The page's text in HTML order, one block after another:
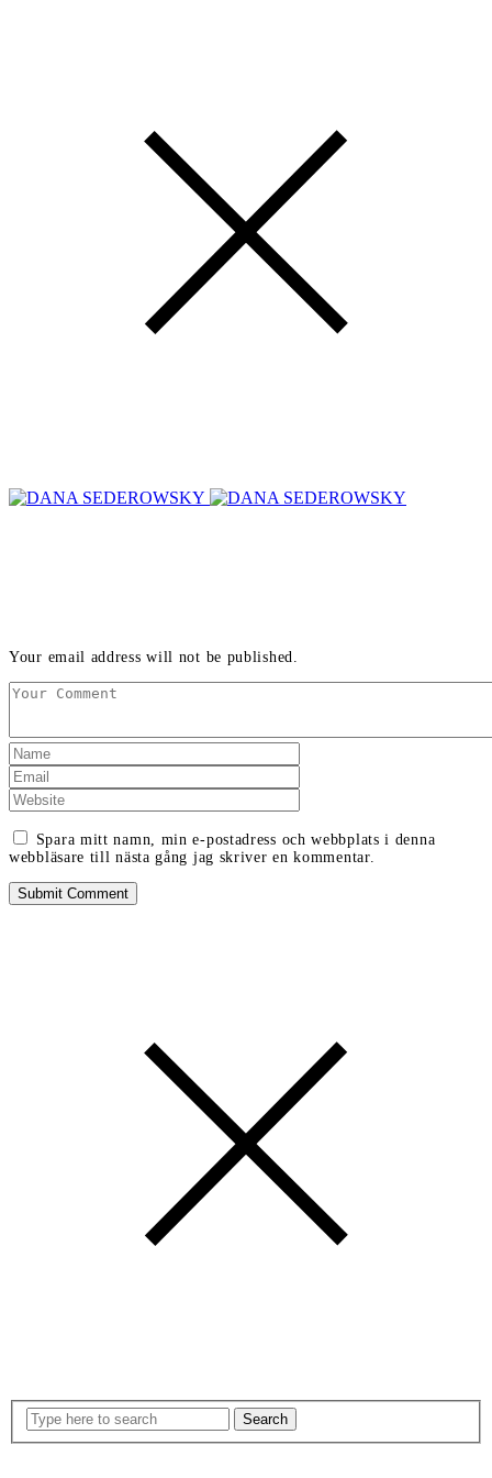
Your email address will not be published.
Spara mitt namn, min e-postadress och webbplats i denna
webbläsare till nästa gång jag skriver en kommentar.